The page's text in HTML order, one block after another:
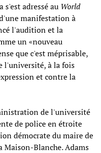
adressé au World
manifestation à
l'audition et la
un «nouveau
que c'est méprisable,
l'université, à la fois
et contre la
de l'université
de police en étroite
démocrate du maire de
Maison-Blanche. Adams